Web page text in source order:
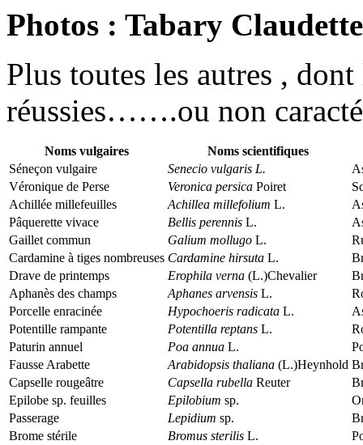
Photos : Tabary Claudette
Plus toutes les autres ,
réussies…….ou non
Noms vulgaires
Noms scientifiques
Séneçon vulgaire
Senecio vulgaris L.
Véronique de Perse
Veronica persica Poiret
Achillée millefeuilles
Achillea millefolium L.
Pâquerette vivace
Bellis perennis L.
Gaillet commun
Galium mollugo L.
Cardamine à tiges nombreuses Cardamine hirsuta L.
Drave de printemps
Erophila verna (L.)Chevalier
Aphanès des champs
Aphanes arvensis L.
Porcelle enracinée
Hypochoeris radicata L.
Potentille rampante
Potentilla reptans L.
Paturin annuel
Poa annua L.
Fausse Arabette
Arabidopsis thaliana (L.)Heynhold
Capselle rougeâtre
Capsella rubella Reuter
Epilobe sp. feuilles
Epilobium sp.
Passerage
Lepidium sp.
Brome stérile
Bromus sterilis L.